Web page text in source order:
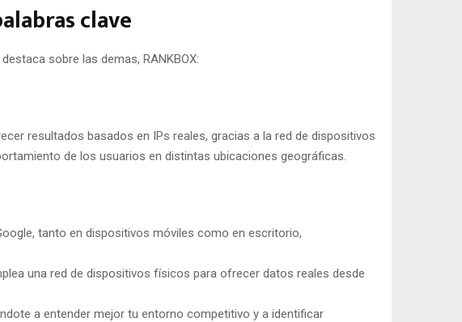
clave
sobre las demas, RANKBOX:
resultados basados en IPs reales, gracias a la red de dispositivos
de los usuarios en distintas ubicaciones geográficas.
tanto en dispositivos móviles como en escritorio,
una red de dispositivos físicos para ofrecer datos reales desde
a entender mejor tu entorno competitivo y a identificar